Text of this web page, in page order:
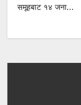
समूहबाट १४ जना…